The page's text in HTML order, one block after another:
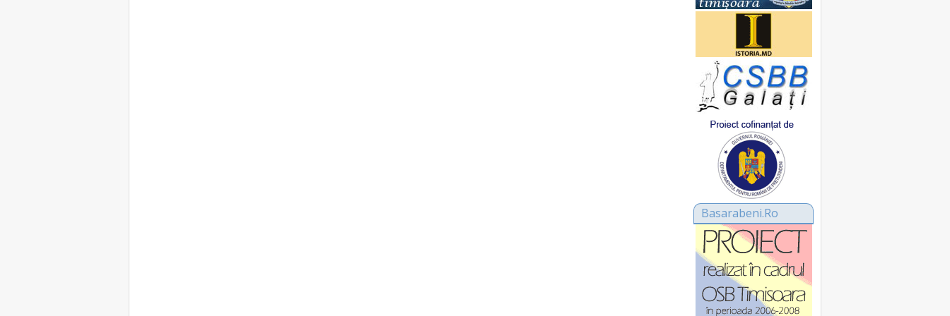
Basarabeni.Ro